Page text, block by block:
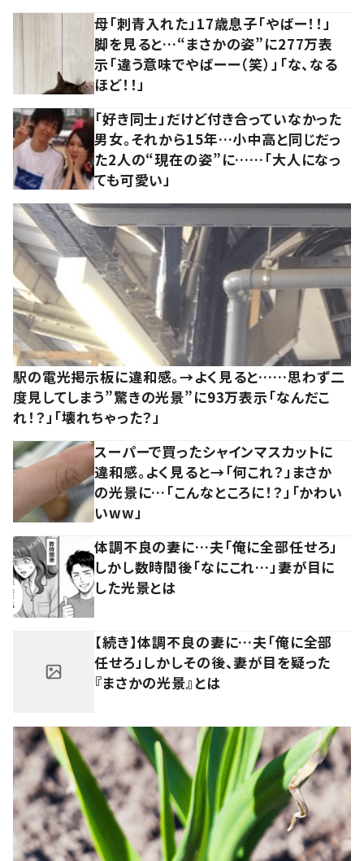
母「刺青入れた」17歳息子「やばー！！」
脚を見ると…“まさかの姿”に277万表
示「違う意味でやばーー（笑）」「な、なる
ほど！！」
「好き同士」だけど付き合っていなかった
男女。それから15年…小中高と同じだっ
た2人の“現在の姿”に……「大人になっ
ても可愛い」
駅の電光掲示板に違和感。→よく見ると……思わず二
度見してしまう”驚きの光景”に93万表示「なんだこ
れ！？」「壊れちゃった？」
スーパーで買ったシャインマスカットに
違和感。よく見ると→「何これ？」まさか
の光景に…「こんなところに！？」「かわい
いww」
体調不良の妻に…夫「俺に全部任せろ」
しかし数時間後「なにこれ…」妻が目に
した光景とは
【続き】体調不良の妻に…夫「俺に全部
任せろ」しかしその後、妻が目を疑った
『まさかの光景』とは